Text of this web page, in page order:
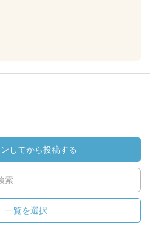
してから投稿する
一覧を選択